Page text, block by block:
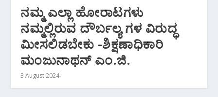
ನಮ್ಮ ಎಲ್ಲಾ ಹೋರಾಟಗಳು
ನಮ್ಮಲ್ಲಿರುವ ದೌರ್ಬಲ್ಯ ಗಳ ವಿರುದ್ಧ
ಮೀಸಲಿಡಬೇಕು -ಶಿಕ್ಷಣಾಧಿಕಾರಿ
ಮಂಜುನಾಥನ್ ಎಂ.ಜಿ.
3 August 2024